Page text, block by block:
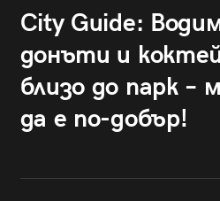
City Guide:
донъти и
близо до парк –
да е по-добър!